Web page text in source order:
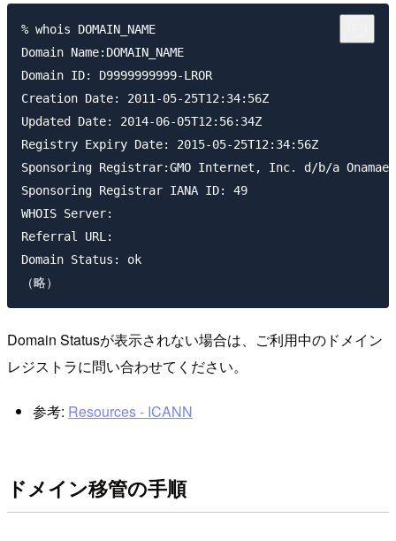
% whois DOMAIN_NAME
Domain Name:DOMAIN_NAME
Domain ID: D9999999999-LROR
Creation Date: 2011-05-25T12:34:56Z
Updated Date: 2014-06-05T12:56:34Z
Registry Expiry Date: 2015-05-25T12:34:56Z
Sponsoring Registrar:GMO Internet, Inc. d/b/a
Sponsoring Registrar IANA ID: 49
WHOIS Server:
Referral URL:
Domain Status: ok
Domain Statusが表示されない場合は、ご利用中のドメイン
レジストラに問い合わせてください。
参考: Resources - ICANN
ドメイン移管の手順